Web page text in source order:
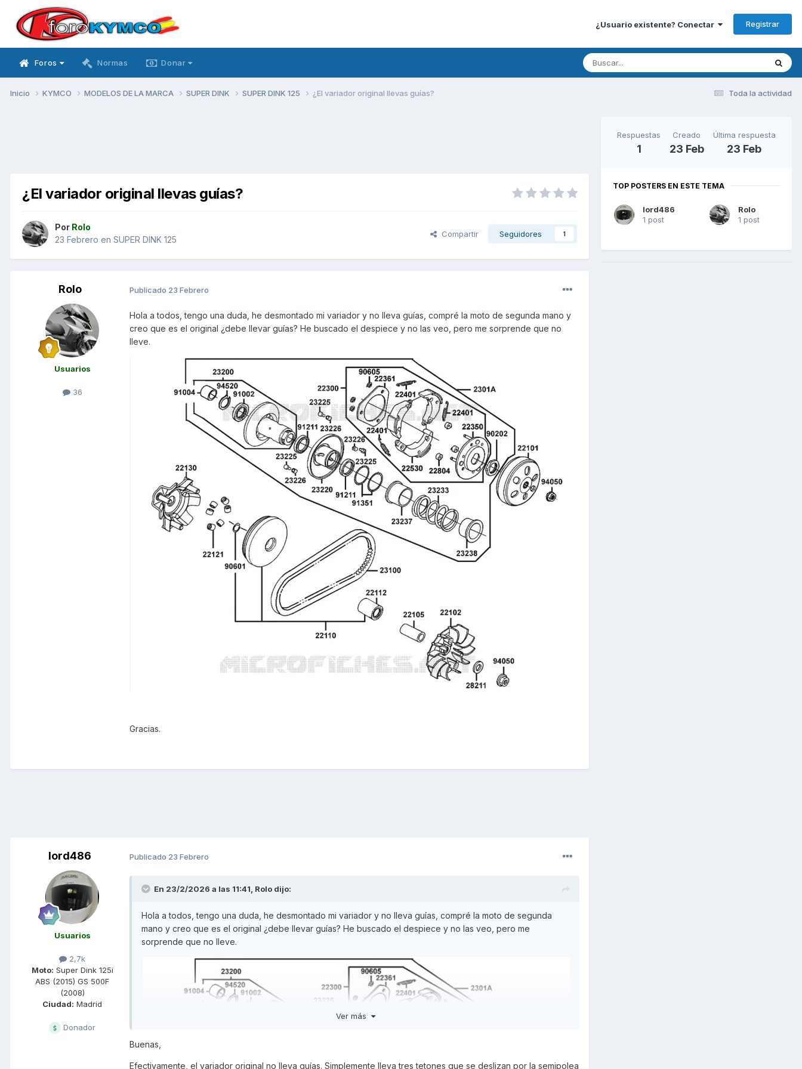
¿Usuario existente? Conectar Registrar
Foros Normas Donar
Toda la actividad
Inicio KYMCO MODELOS DE LA MARCA SUPER DINK SUPER DINK 125 ¿El variador original llevas guías?
¿El variador original llevas guías?
Por Rolo
23 Febrero en SUPER DINK 125
Compartir Seguidores 1
Rolo
Usuarios
36
Publicado 23 Febrero
Hola a todos, tengo una duda, he desmontado mi variador y no lleva guías, compré la moto de segunda mano y
creo que es el original ¿debe llevar guías? He buscado el despiece y no las veo, pero me sorprende que no
lleve.
Gracias.
lord486
Usuarios
2,7k
Moto: Super Dink 125i
ABS (2015) GS 500F
(2008)
Ciudad: Madrid
Donador
Publicado 23 Febrero
En 23/2/2026 a las 11:41, Rolo dijo:
Hola a todos, tengo una duda, he desmontado mi variador y no lleva guías, compré la moto de segunda
mano y creo que es el original ¿debe llevar guías? He buscado el despiece y no las veo, pero me
sorprende que no lleve.
Ver más
Buenas,
Efectivamente, el variador original no lleva guías. Simplemente lleva tres tetones que se deslizan por la semipolea
Respuestas
1
Creado
23 Feb
Última respuesta
23 Feb
TOP POSTERS EN ESTE TEMA
lord486
1 post
Rolo
1 post